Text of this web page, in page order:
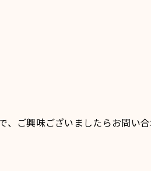
ご興味ございましたらお問い合